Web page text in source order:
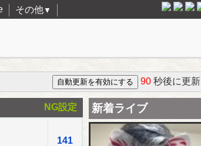
その他▼
90 秒後に更新
NG設定
141
新着ライブ